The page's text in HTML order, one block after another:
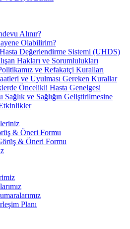
Alınır?
Olabilirim?
Değerlendirme Sistemi (UHDS)
Hakları ve Sorumlulukları
ve Refakatçi Kuralları
ve Uyulması Gereken Kurallar
Öncelikli Hasta Genelgesi
Sağlık ve Sağlığın Geliştirilmesine
& Öneri Formu
& Öneri Formu
Planı